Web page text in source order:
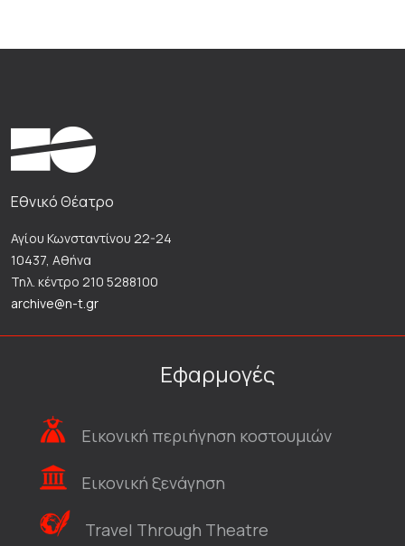
Εθνικό Θέατρο
Αγίου Κωνσταντίνου 22-24
10437, Αθήνα
Τηλ. κέντρο 210 5288100
archive@n-t.gr
Εφαρμογές
Εικονική περιήγηση κοστουμιών
Εικονική ξενάγηση
Travel Through Theatre